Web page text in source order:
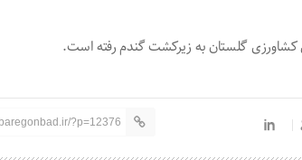
?p=12376